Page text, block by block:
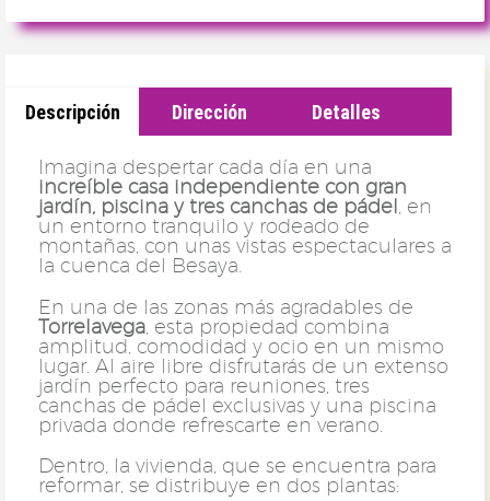
Descripción Dirección Detalles
Imagina despertar cada día en una
increíble casa independiente con gran
jardín, piscina y tres canchas de pádel , en
un entorno tranquilo y rodeado de
montañas, con unas vistas espectaculares a
la cuenca del Besaya.
En una de las zonas más agradables de
Torrelavega , esta propiedad combina
amplitud, comodidad y ocio en un mismo
lugar. Al aire libre disfrutarás de un extenso
jardín perfecto para reuniones, tres
canchas de pádel exclusivas y una piscina
privada donde refrescarte en verano.
Dentro, la vivienda, que se encuentra para
reformar, se distribuye en dos plantas: